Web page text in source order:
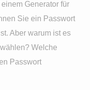
Generator für
Sie ein Passwort
Aber warum ist es
Welche
Passwort